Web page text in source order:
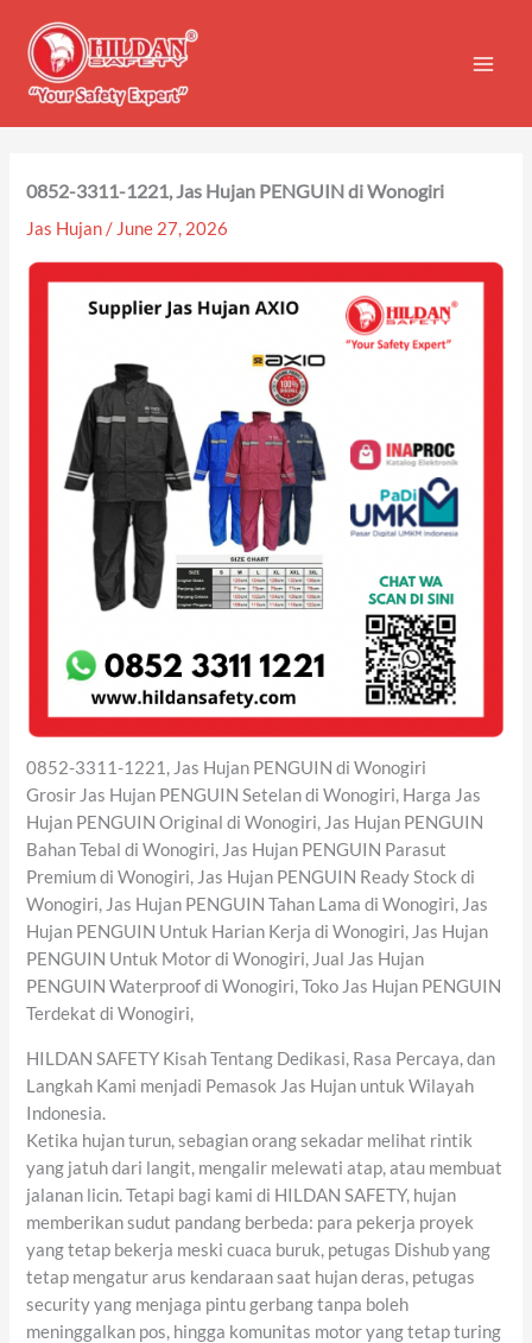
content
0852-3311-1221, Jas Hujan PENGUIN di Wonogiri
Jas Hujan/ June 27, 2026
0852-3311-1221, Jas Hujan PENGUIN di Wonogiri
Grosir Jas Hujan PENGUIN Setelan di Wonogiri, Harga Jas
Hujan PENGUIN Original di Wonogiri, Jas Hujan PENGUIN
Bahan Tebal di Wonogiri, Jas Hujan PENGUIN Parasut
Premium di Wonogiri, Jas Hujan PENGUIN Ready Stock di
Wonogiri, Jas Hujan PENGUIN Tahan Lama di Wonogiri, Jas
Hujan PENGUIN Untuk Harian Kerja di Wonogiri, Jas Hujan
PENGUIN Untuk Motor di Wonogiri, Jual Jas Hujan
PENGUIN Waterproof di Wonogiri, Toko Jas Hujan PENGUIN
Terdekat di Wonogiri,
HILDAN SAFETY Kisah Tentang Dedikasi, Rasa Percaya, dan
Langkah Kami menjadi Pemasok Jas Hujan untuk Wilayah
Indonesia.
Ketika hujan turun, sebagian orang sekadar melihat rintik
yang jatuh dari langit, mengalir melewati atap, atau membuat
jalanan licin. Tetapi bagi kami di HILDAN SAFETY, hujan
memberikan sudut pandang berbeda: para pekerja proyek
yang tetap bekerja meski cuaca buruk, petugas Dishub yang
tetap mengatur arus kendaraan saat hujan deras, petugas
security yang menjaga pintu gerbang tanpa boleh
meninggalkan pos, hingga komunitas motor yang tetap turing